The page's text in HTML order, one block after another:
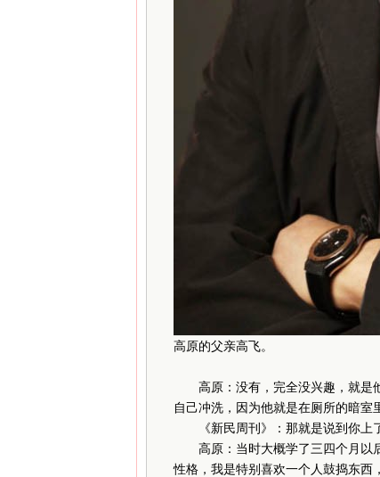
高原的父亲高飞。
高原：没有，完全没兴趣，就是他
自己冲洗，因为他就是在厕所的暗室
《新民周刊》：那就是说到你上了
高原：当时大概学了三四个月以后
性格，我是特别喜欢一个人鼓捣东西